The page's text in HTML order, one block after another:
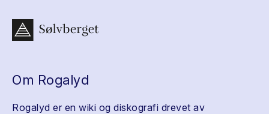
Om Rogalyd
Rogalyd er en wiki og diskografi drevet av